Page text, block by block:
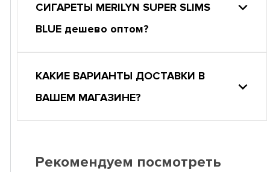
СИГАРЕТЫ MERILYN SUPER SLIMS
BLUE дешево оптом?
КАКИЕ ВАРИАНТЫ ДОСТАВКИ В
ВАШЕМ МАГАЗИНЕ?
Рекомендуем посмотреть